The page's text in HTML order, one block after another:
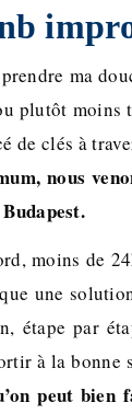
ma
plutôt
de clés à
nous
moins de
une
étape par
à la
peut